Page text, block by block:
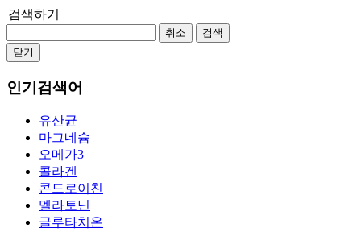
검색하기
취소
검색
닫기
인기검색어
유산균
마그네슘
오메가3
콜라겐
콘드로이친
멜라토닌
글루타치온